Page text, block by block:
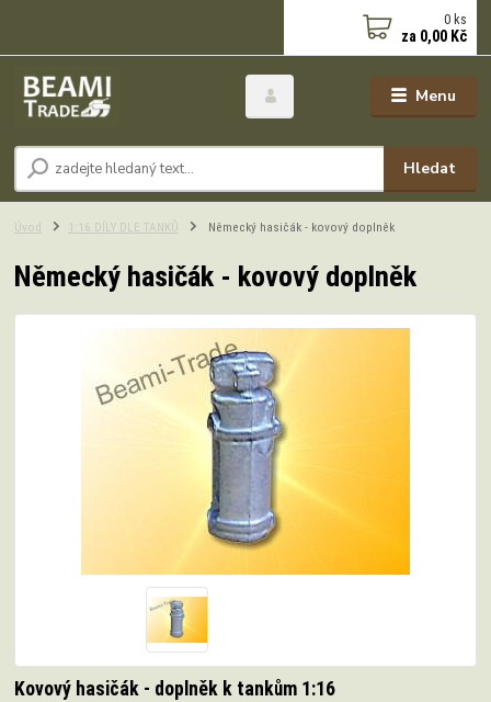
Menu
Hledat
0 ks
za 0,00 Kč
Úvod 1:16 DÍLY DLE TANKŮ Německý hasičák - kovový doplněk
Německý hasičák - kovový doplněk
Kovový hasičák - doplněk k tankům 1:16